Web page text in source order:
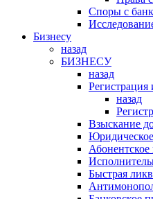
Cпоры с
Бизнесу
назад
БИЗНЕСУ
назад
назад
Взыскание
Быстрая